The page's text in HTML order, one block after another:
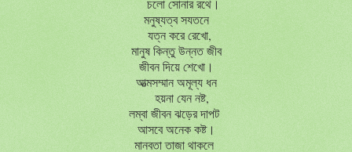
চলো সোনার রথে।
মনুষ্যত্ব সযতনে
যত্ন করে রেখো,
মানুষ কিন্তু উন্নত জীব
জীবন দিয়ে শেখো।
আত্মসম্মান অমূল্য ধন
হয়না যেন নষ্ট,
লম্বা জীবন ঝড়ের দাপট
আসবে অনেক কষ্ট।
মানবতা তাজা থাকলে